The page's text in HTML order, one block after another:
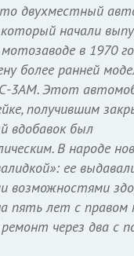
двухместный
начали
в 1970
более ранней
3АМ. Этот
получившим
вдобавок был
В народе
ее
возможностями
пять лет с правом
через два с